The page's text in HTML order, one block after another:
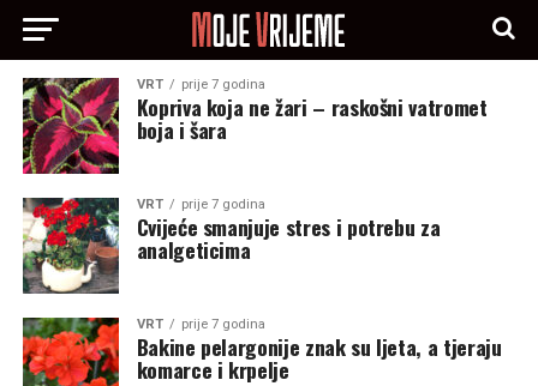
VRT prije 7 godina
Kopriva koja ne žari – raskošni vatromet
boja i šara
VRT prije 7 godina
Cvijeće smanjuje stres i potrebu za
analgeticima
VRT prije 7 godina
Bakine pelargonije znak su ljeta, a tjeraju
komarce i krpelje